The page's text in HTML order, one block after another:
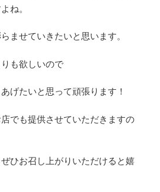
ね。
ませていきたいと思います。
も欲しいので
げたいと思って頑張ります！
でも提供させていただきますの
ひお召し上がりいただけると嬉